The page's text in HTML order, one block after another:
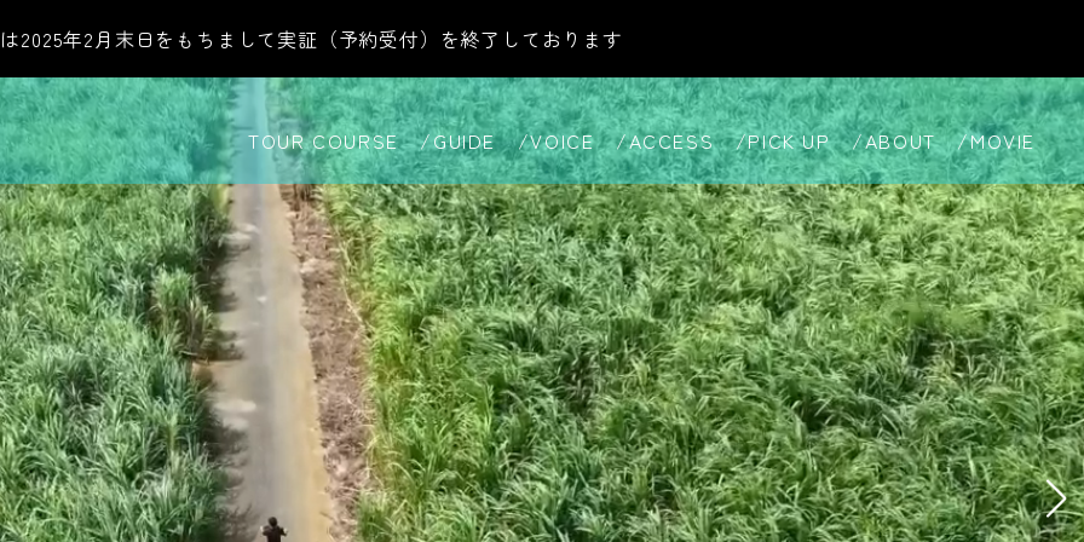
2025年2月末日をもちまして実証（予約受付）を終了しております
TOUR COURSE GUIDE VOICE ACCESS PICK UP ABOUT MOVIE